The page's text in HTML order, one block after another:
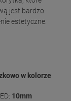
jest bardzo
estetyczne.
w kolorze
10mm